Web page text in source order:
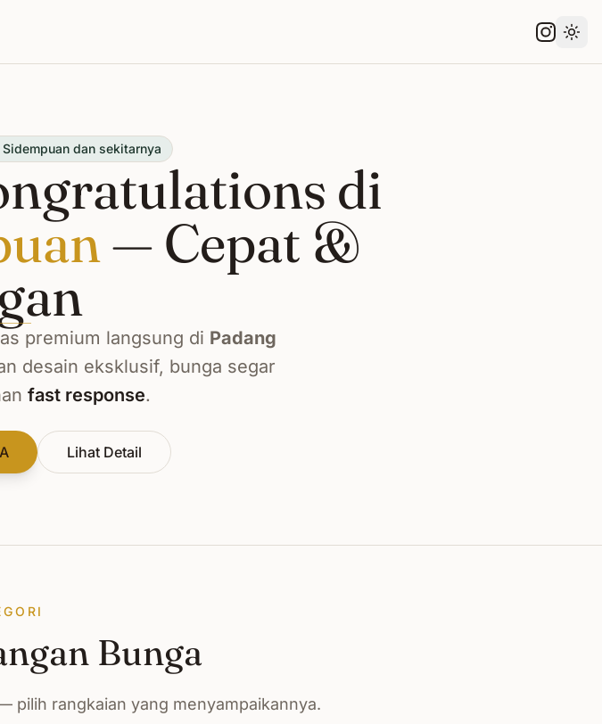
dan sekitarnya
di
— Cepat &
premium langsung di Padang
desain eksklusif, bunga segar
fast response.
Lihat Detail
Bunga
pilih rangkaian yang menyampaikannya.